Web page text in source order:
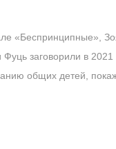
«Беспринципные»,
заговорили в 2021
общих детей,